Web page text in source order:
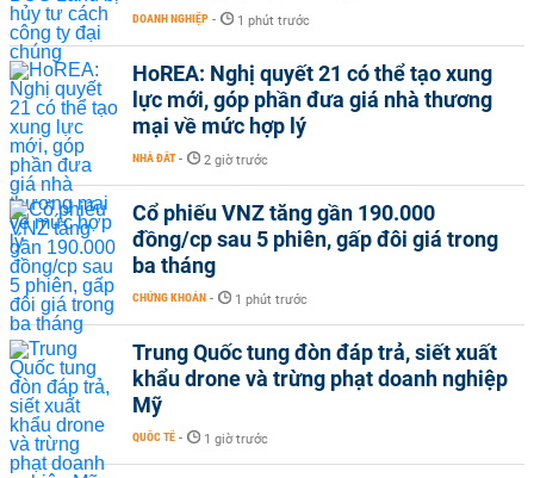
DOANH NGHIỆP - 1 phút trước
HoREA: Nghị quyết 21 có thể tạo xung
lực mới, góp phần đưa giá nhà thương
mại về mức hợp lý
NHÀ ĐẤT - 2 giờ trước
Cổ phiếu VNZ tăng gần 190.000
đồng/cp sau 5 phiên, gấp đôi giá trong
ba tháng
CHỨNG KHOÁN - 1 phút trước
Trung Quốc tung đòn đáp trả, siết xuất
khẩu drone và trừng phạt doanh nghiệp
Mỹ
QUỐC TẾ - 1 giờ trước